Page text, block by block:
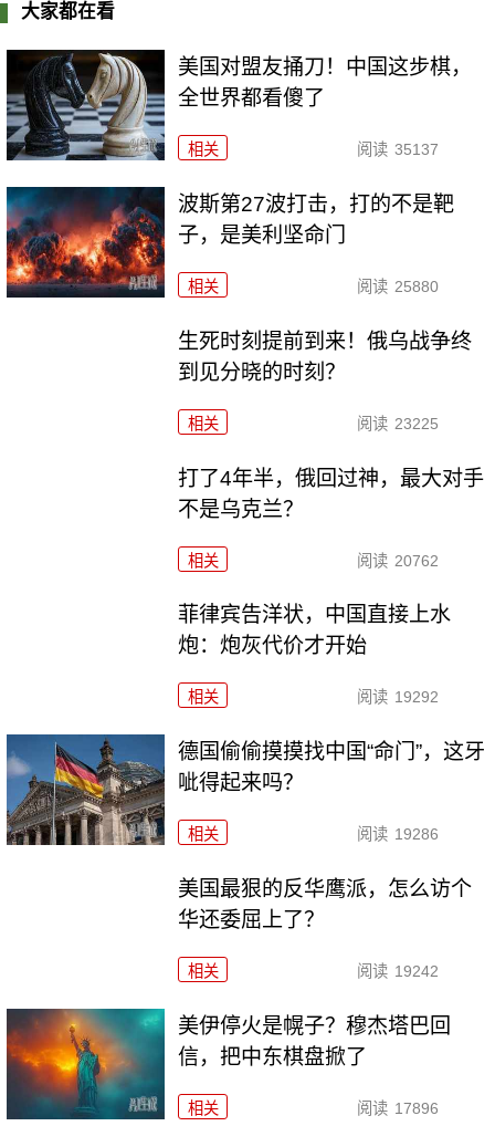
大家都在看
美国对盟友捅刀！中国这步棋，
全世界都看傻了
相关 阅读 35137
波斯第27波打击，打的不是靶
子，是美利坚命门
相关 阅读 25880
生死时刻提前到来！俄乌战争终
到见分晓的时刻？
相关 阅读 23225
打了4年半，俄回过神，最大对手
不是乌克兰？
相关 阅读 20762
菲律宾告洋状，中国直接上水
炮：炮灰代价才开始
相关 阅读 19292
德国偷偷摸摸找中国“命门”，这牙
呲得起来吗？
相关 阅读 19286
美国最狠的反华鹰派，怎么访个
华还委屈上了？
相关 阅读 19242
美伊停火是幌子？穆杰塔巴回
信，把中东棋盘掀了
相关 阅读 17896